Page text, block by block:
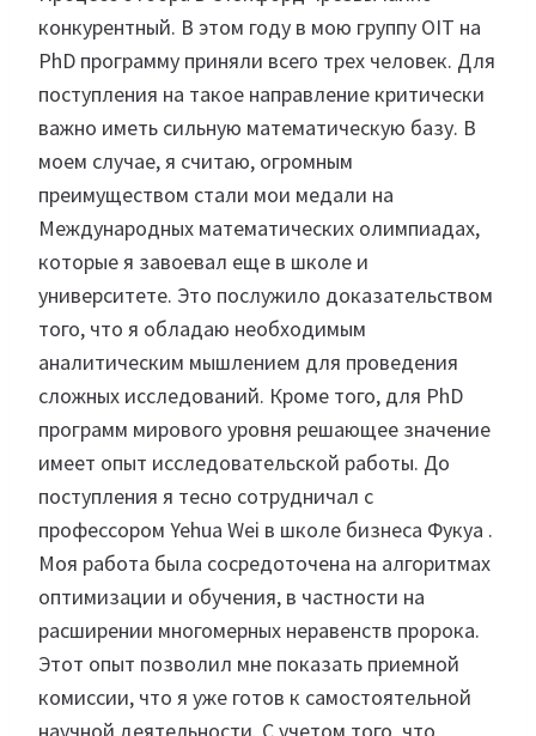
конкурентный. В этом году в мою группу OIT на
PhD программу приняли всего трех человек. Для
поступления на такое направление критически
важно иметь сильную математическую базу. В
моем случае, я считаю, огромным
преимуществом стали мои медали на
Международных математических олимпиадах,
которые я завоевал еще в школе и
университете. Это послужило доказательством
того, что я обладаю необходимым
аналитическим мышлением для проведения
сложных исследований. Кроме того, для PhD
программ мирового уровня решающее значение
имеет опыт исследовательской работы. До
поступления я тесно сотрудничал с
профессором Yehua Wei в школе бизнеса Фукуа .
Моя работа была сосредоточена на алгоритмах
оптимизации и обучения, в частности на
расширении многомерных неравенств пророка.
Этот опыт позволил мне показать приемной
комиссии, что я уже готов к самостоятельной